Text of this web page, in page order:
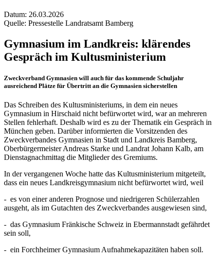
Datum: 26.03.2026
Quelle: Pressestelle Landratsamt Bamberg
Gymnasium im Landkreis: klärendes
Gespräch im Kultusministerium
Zweckverband Gymnasien will auch für das kommende Schuljahr
ausreichend Plätze für Übertritt an die Gymnasien sicherstellen
Das Schreiben des Kultusministeriums, in dem ein neues
Gymnasium in Hirschaid nicht befürwortet wird, war an mehreren
Stellen fehlerhaft. Deshalb wird es zu der Thematik ein Gespräch in
München geben. Darüber informierten die Vorsitzenden des
Zweckverbandes Gymnasien in Stadt und Landkreis Bamberg,
Oberbürgermeister Andreas Starke und Landrat Johann Kalb, am
Dienstagnachmittag die Mitglieder des Gremiums.
In der vergangenen Woche hatte das Kultusministerium mitgeteilt,
dass ein neues Landkreisgymnasium nicht befürwortet wird, weil
- es von einer anderen Prognose und niedrigeren Schülerzahlen
ausgeht, als im Gutachten des Zweckverbandes ausgewiesen sind,
- das Gymnasium Fränkische Schweiz in Ebermannstadt gefährdet
sein soll,
- ein Forchheimer Gymnasium Aufnahmekapazitäten haben soll.